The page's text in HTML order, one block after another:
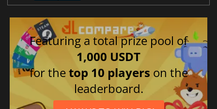
Featuring a total prize pool of
1,000 USDT
for thetop 10 players on the
leaderboard.